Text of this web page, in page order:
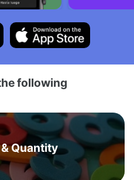
following
Quantity